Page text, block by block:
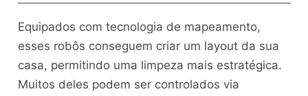
Equipados com tecnologia de mapeamento,
esses robôs conseguem criar um layout da sua
casa, permitindo uma limpeza mais estratégica.
Muitos deles podem ser controlados via